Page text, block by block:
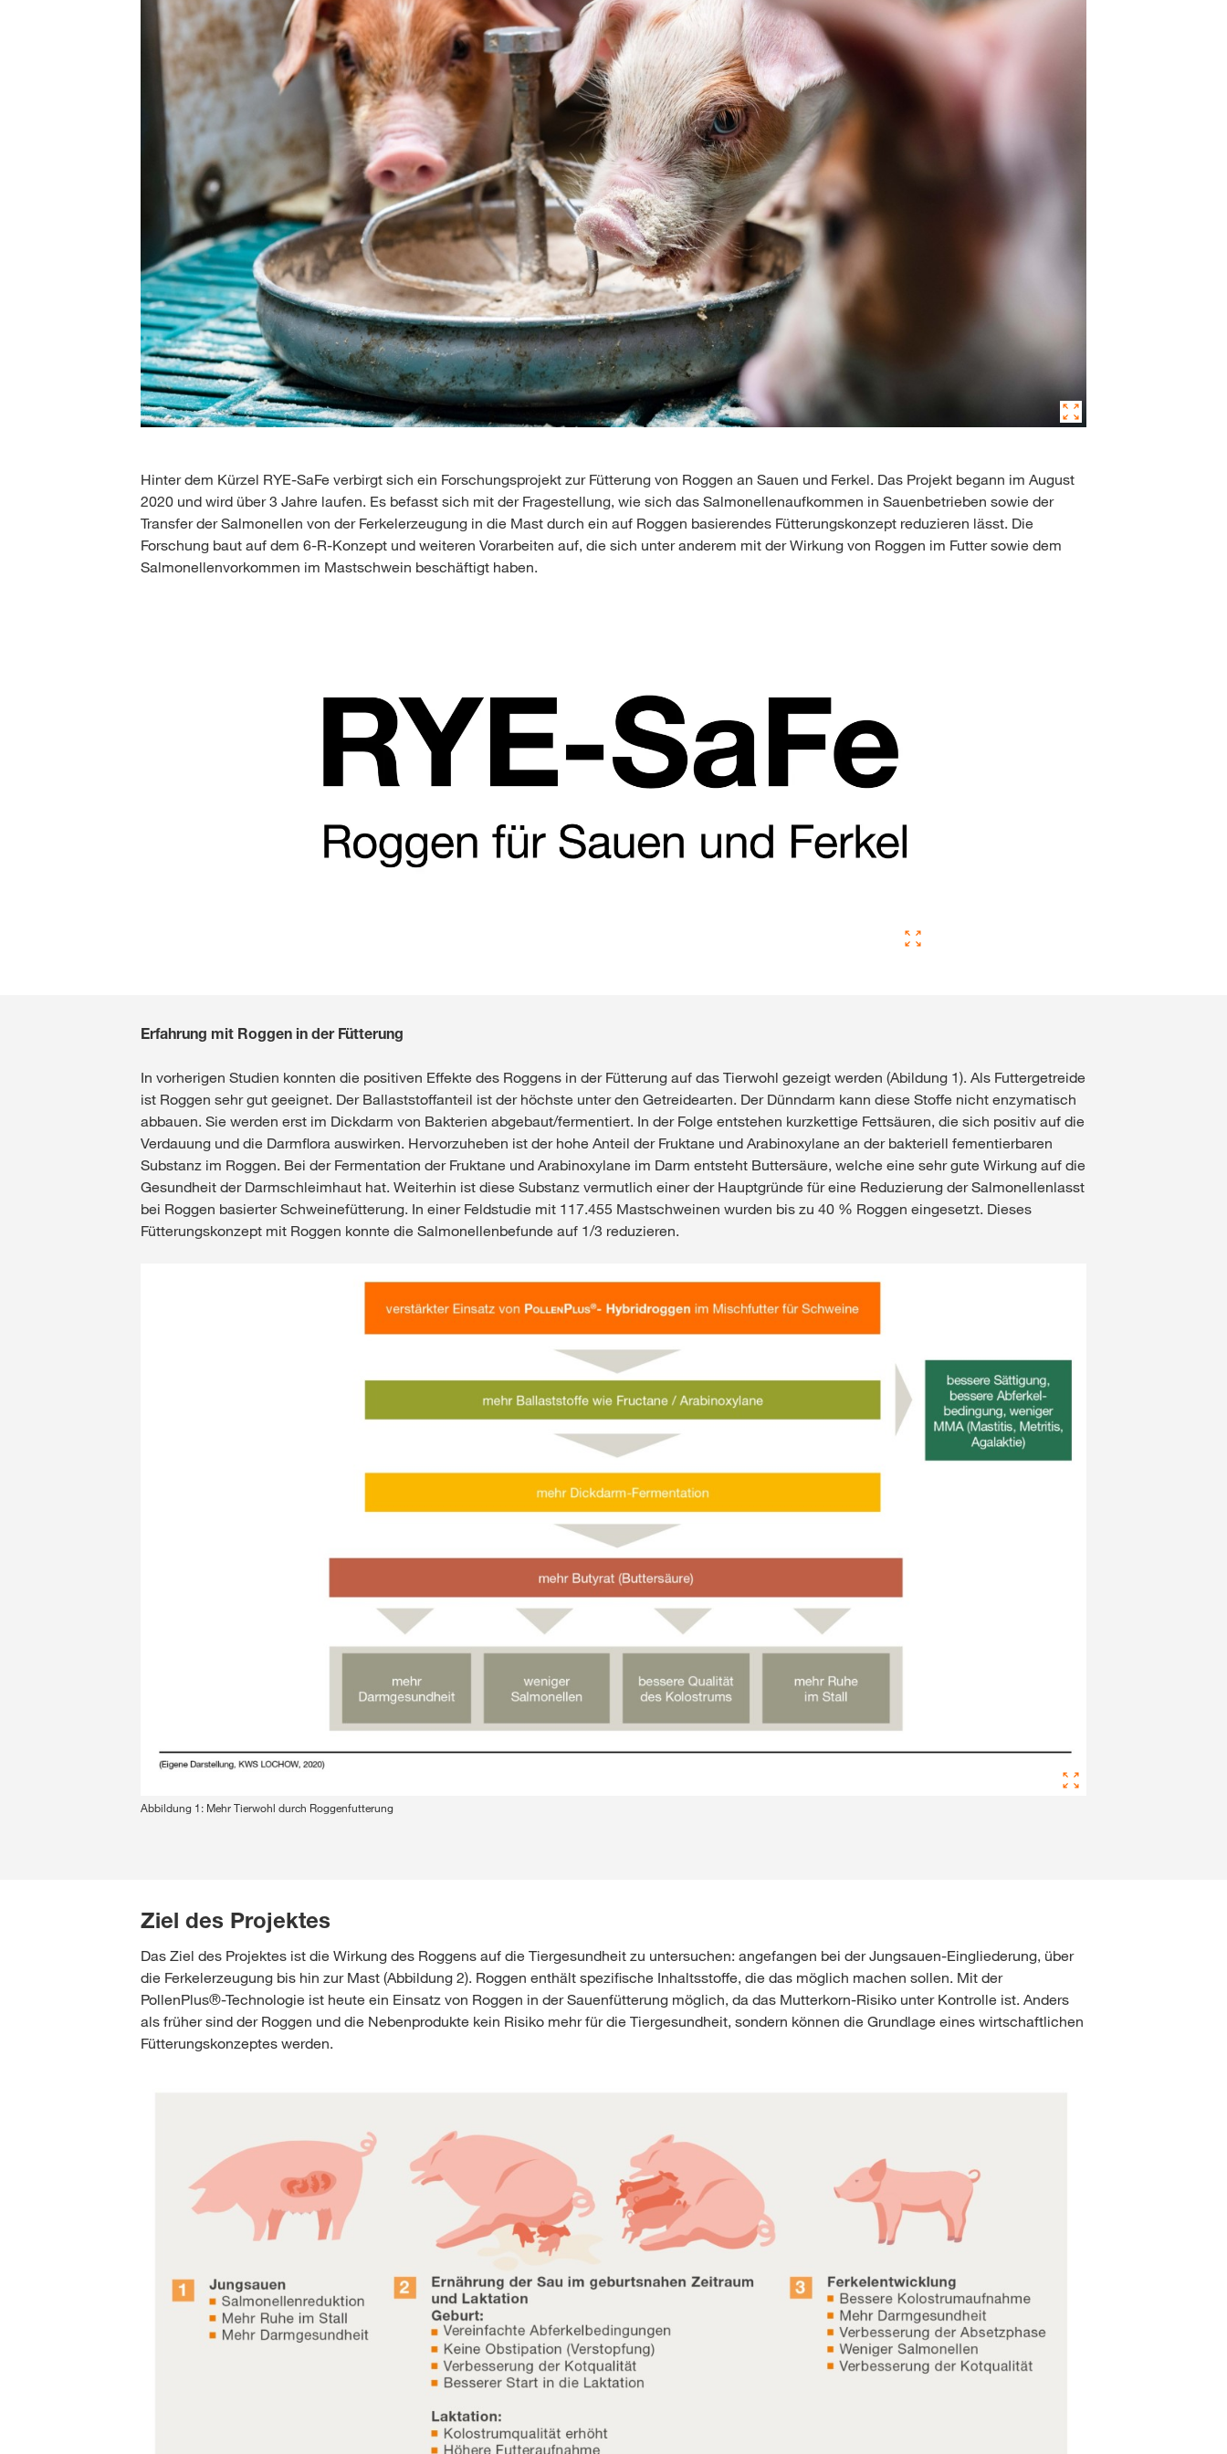
Hinter dem Kürzel RYE-SaFe verbirgt sich ein Forschungsprojekt zur Fütterung von Roggen an Sauen und Ferkel. Das Projekt begann im August
2020 und wird über 3 Jahre laufen. Es befasst sich mit der Fragestellung, wie sich das Salmonellenaufkommen in Sauenbetrieben sowie der
Transfer der Salmonellen von der Ferkelerzeugung in die Mast durch ein auf Roggen basierendes Fütterungskonzept reduzieren lässt. Die
Forschung baut auf dem 6-R-Konzept und weiteren Vorarbeiten auf, die sich unter anderem mit der Wirkung von Roggen im Futter sowie dem
Salmonellenvorkommen im Mastschwein beschäftigt haben.
Erfahrung mit Roggen in der Fütterung
In vorherigen Studien konnten die positiven Effekte des Roggens in der Fütterung auf das Tierwohl gezeigt werden (Abildung 1). Als Futtergetreide
ist Roggen sehr gut geeignet. Der Ballaststoffanteil ist der höchste unter den Getreidearten. Der Dünndarm kann diese Stoffe nicht enzymatisch
abbauen. Sie werden erst im Dickdarm von Bakterien abgebaut/fermentiert. In der Folge entstehen kurzkettige Fettsäuren, die sich positiv auf die
Verdauung und die Darmflora auswirken. Hervorzuheben ist der hohe Anteil der Fruktane und Arabinoxylane an der bakteriell fementierbaren
Substanz im Roggen. Bei der Fermentation der Fruktane und Arabinoxylane im Darm entsteht Buttersäure, welche eine sehr gute Wirkung auf die
Gesundheit der Darmschleimhaut hat. Weiterhin ist diese Substanz vermutlich einer der Hauptgründe für eine Reduzierung der Salmonellenlasst
bei Roggen basierter Schweinefütterung. In einer Feldstudie mit 117.455 Mastschweinen wurden bis zu 40 % Roggen eingesetzt. Dieses
Fütterungskonzept mit Roggen konnte die Salmonellenbefunde auf 1/3 reduzieren.
Abbildung 1: Mehr Tierwohl durch Roggenfutterung
Ziel des Projektes
Das Ziel des Projektes ist die Wirkung des Roggens auf die Tiergesundheit zu untersuchen: angefangen bei der Jungsauen-Eingliederung, über
die Ferkelerzeugung bis hin zur Mast (Abbildung 2). Roggen enthält spezifische Inhaltsstoffe, die das möglich machen sollen. Mit der
PollenPlus®-Technologie ist heute ein Einsatz von Roggen in der Sauenfütterung möglich, da das Mutterkorn-Risiko unter Kontrolle ist. Anders
als früher sind der Roggen und die Nebenprodukte kein Risiko mehr für die Tiergesundheit, sondern können die Grundlage eines wirtschaftlichen
Fütterungskonzeptes werden.